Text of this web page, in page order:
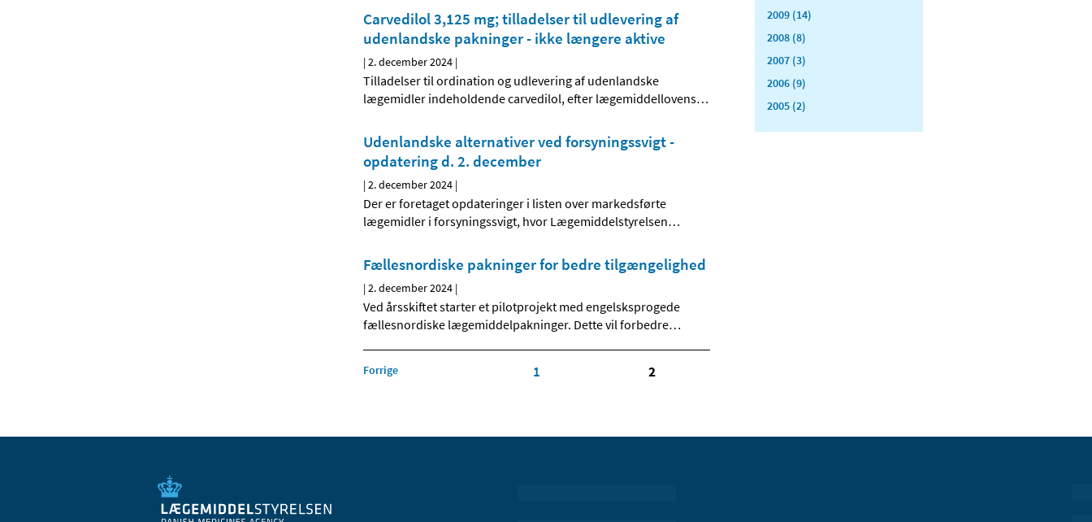
Carvedilol 3,125 mg; tilladelser til udlevering af
udenlandske pakninger - ikke længere aktive
|2. december 2024 |
Tilladelser til ordination og udlevering af udenlandske
lægemidler indeholdende carvedilol, efter lægemiddellovens…
Udenlandske alternativer ved forsyningssvigt -
opdatering d. 2. december
|2. december 2024 |
Der er foretaget opdateringer i listen over markedsførte
lægemidler i forsyningssvigt, hvor Lægemiddelstyrelsen…
Fællesnordiske pakninger for bedre tilgængelighed
|2. december 2024 |
Ved årsskiftet starter et pilotprojekt med engelsksprogede
fællesnordiske lægemiddelpakninger. Dette vil forbedre…
Forrige 1 2
2009 (14)
2008 (8)
2007 (3)
2006 (9)
2005 (2)